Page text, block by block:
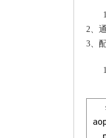
2、
3、